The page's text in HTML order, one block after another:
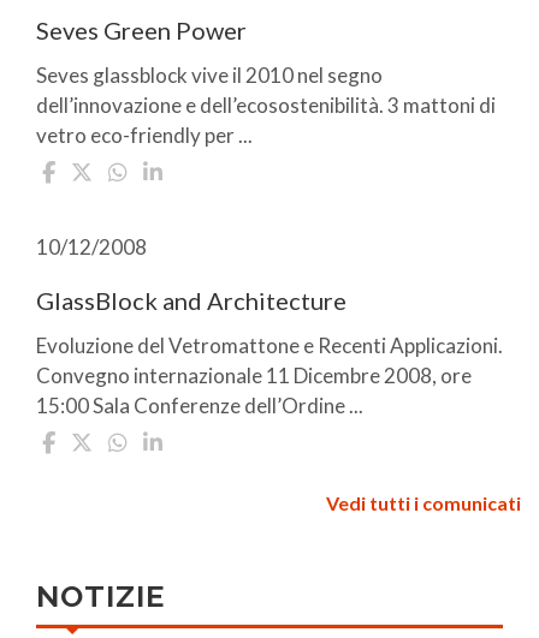
Seves Green Power
Seves glassblock vive il 2010 nel segno
dell’innovazione e dell’ecosostenibilità. 3 mattoni di
vetro eco-friendly per ...
10/12/2008
GlassBlock and Architecture
Evoluzione del Vetromattone e Recenti Applicazioni.
Convegno internazionale 11 Dicembre 2008, ore
15:00 Sala Conferenze dell’Ordine ...
Vedi tutti i comunicati
NOTIZIE